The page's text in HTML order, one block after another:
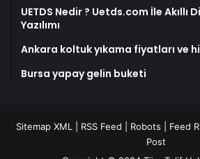
UETDS Nedir ? Uetds.com İle Akıllı
Yazılımı
Ankara koltuk yıkama fiyatları ve
Bursa yapay gelin buketi
Sitemap XML RSS Feed Robots Feed
Post